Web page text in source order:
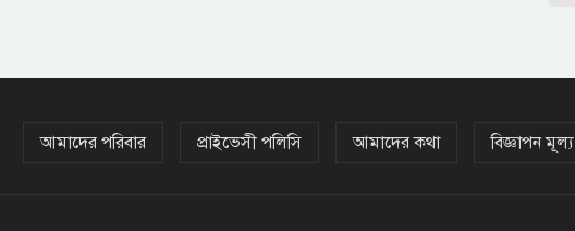
আমাদের পরিবার প্রাইভেসী পলিসি আমাদের কথা বিজ্ঞাপন মূল্য